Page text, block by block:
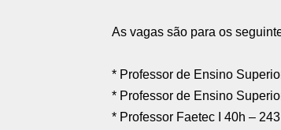
As vagas são para os
* Professor de Ensino
* Professor de Ensino
* Professor Faetec I 40h –